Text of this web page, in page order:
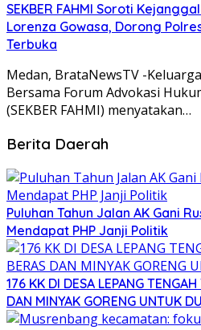
SEKBER FAHMI Soroti
Lorenza Gowasa, Dorong
Terbuka
Medan, BrataNewsTV -
Bersama Forum Advokasi
(SEKBER FAHMI) menyatakan…
Berita Daerah
Puluhan Tahun Jalan AK Gani
Mendapat PHP Janji Politik
176 KK DI DESA LEPANG
DAN MINYAK GORENG UNTUK